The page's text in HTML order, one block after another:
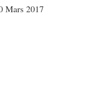
Mars 2017